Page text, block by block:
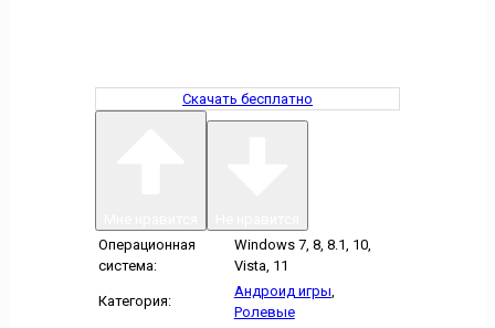
Скачать бесплатно
Операционная
система:
Windows 7, 8, 8.1, 10,
Vista, 11
Категория:
Андроид игры,
Ролевые